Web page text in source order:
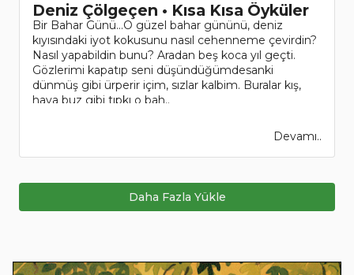
Deniz Çölgeçen • Kısa Kısa Öyküler
Bir Bahar Günü...O güzel bahar gününü, deniz
kıyısındaki iyot kokusunu nasıl cehenneme çevirdin?
Nasıl yapabildin bunu? Aradan beş koca yıl geçti.
Gözlerimi kapatıp seni düşündüğümdesanki
dünmüş gibi ürperir içim, sızlar kalbim. Buralar kış,
hava buz gibi tıpkı o bah..
Devamı..
Daha Fazla Yükle